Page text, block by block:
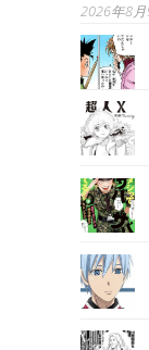
2026年8